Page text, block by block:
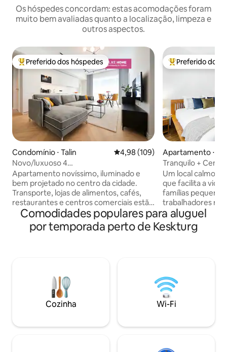
Os hóspedes concordam: estas acomodações foram
muito bem avaliadas quanto a localização, limpeza e
outros aspectos.
Entre os melhores preferidos dos hóspedes
Preferido dos hóspedes
Condomínio ⋅ Talin 4,98 de uma avaliação média de
4,98 (109)
Novo/luxuoso 4
quartos/varanda/estacionamento em
garagem
Apartamento novíssimo, iluminado e
bem projetado no centro da cidade.
Transporte, lojas de alimentos, cafés,
restaurantes e centros comerciais estão
localizados nas proximidades. Este
apartamento aconchegante está
localizado em uma casa com pátio
maioria das coisas que você pode
precisar: lençóis, toalhas, secador de
cabelo, pratos, opções para cozinhar,
lava-louças, máquina de lavar roupa com
Wi-Fi rápido gratuito.
Entre os
Preferido dos
Apartamento ⋅
Tranquilo +
para o Centro
Um local calmo
que facilita a vida
famílias
trabalhadores
conforto e
quartos
renovado criam
tranquilas em
polegadas ou nas
pátio. Apenas 10 minutos a pé do centro
histórico de
Comodidades populares para aluguel
por temporada perto de Keskturg
Cozinha Wi-Fi